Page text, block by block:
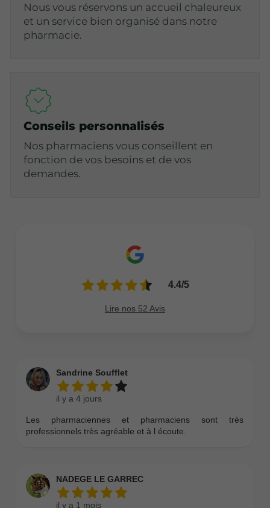
Nous vous réservons un accueil chaleureux
et un service bien organisé dans notre
pharmacie.
Conseils personnalisés
Nos pharmaciens vous conseillent en
fonction de vos besoins et de vos
demandes.